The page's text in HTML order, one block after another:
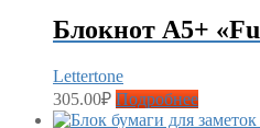
Блокнот А5+
Lettertone
305.00₽ Подробнее